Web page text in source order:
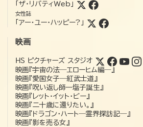
「ザ・リバティWeb」
女性誌
「アー・ユー・ハッピー?」
映画
HS ピクチャーズ スタジオ
映画『宇宙の法―エローヒム編―』
映画『愛国女子―紅武士道』
映画『呪い返し師—塩子誕生』
映画『レット・イット・ビー』
映画『二十歳に還りたい。』
映画『ドラゴン・ハート―霊界探訪記―』
映画『影を売る女』